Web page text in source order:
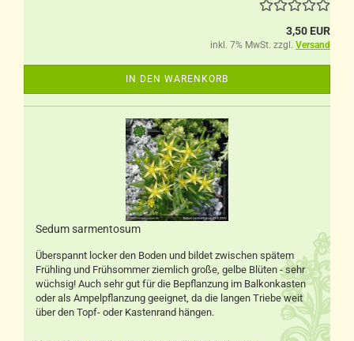
3,50 EUR
inkl. 7% MwSt. zzgl. Versand
IN DEN WARENKORB
Sedum sarmentosum
Überspannt locker den Boden und bildet zwischen spätem
Frühling und Frühsommer ziemlich große, gelbe Blüten - sehr
wüchsig! Auch sehr gut für die Bepflanzung im Balkonkasten
oder als Ampelpflanzung geeignet, da die langen Triebe weit
über den Topf- oder Kastenrand hängen.